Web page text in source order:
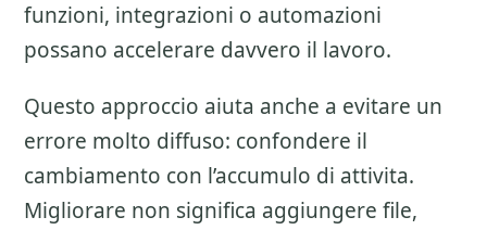
funzioni, integrazioni o automazioni
possano accelerare davvero il lavoro.
Questo approccio aiuta anche a evitare un
errore molto diffuso: confondere il
cambiamento con l’accumulo di attivita.
Migliorare non significa aggiungere file,